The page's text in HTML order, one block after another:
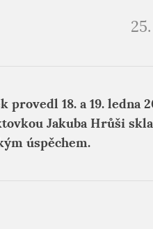
provedl 18. a 19. ledna
Jakuba Hrůši
úspěchem.